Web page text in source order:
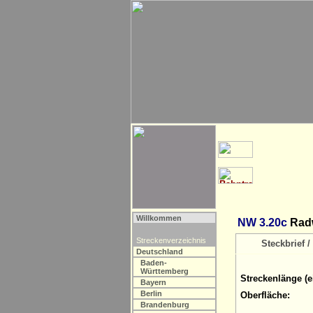
Willkommen
Streckenverzeichnis
Deutschland
Baden-
Württemberg
Bayern
Berlin
Brandenburg
NW 3.20c
Steckbrief /
Streckenlänge
Oberfläche: